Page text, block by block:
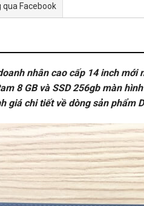
qua Facebook
nhân cao cấp 14 inch
8 GB và SSD 256gb màn
giá chi tiết về dòng sản phẩm